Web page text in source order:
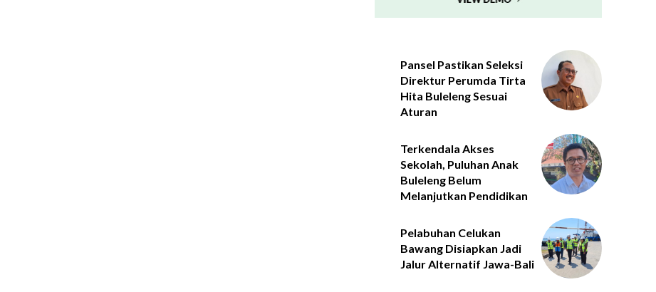
Pansel Pastikan Seleksi
Direktur Perumda Tirta
Hita Buleleng Sesuai
Aturan
Terkendala Akses
Sekolah, Puluhan Anak
Buleleng Belum
Melanjutkan Pendidikan
Pelabuhan Celukan
Bawang Disiapkan Jadi
Jalur Alternatif Jawa-Bali